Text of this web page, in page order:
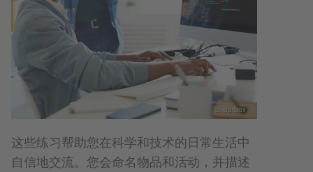
colourbox
这些练习帮助您在科学和技术的日常生活中
自信地交流。您会命名物品和活动，并描述